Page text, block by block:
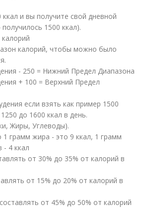
и вы получите свой дневной
1500 ккал).
калорий, чтобы можно было
- 250 = Нижний Предел Диапазона
+ 100 = Верхний Предел
если взять как пример 1500
до 1600 ккал в день.
Жиры, Углеводы).
1 грамм жира - это 9 ккал, 1 грамм
- 4 ккал
от 30% до 35% от калорий в
от 15% до 20% от калорий в
от 45% до 50% от калорий